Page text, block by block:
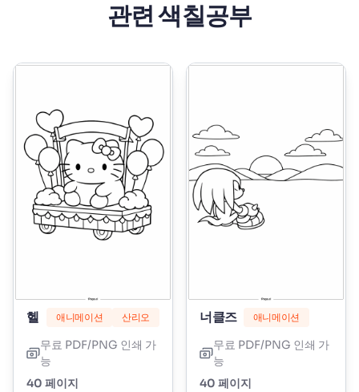
관련 색칠공부
애니메이션 산리오
무료 PDF/PNG 인쇄 가
능
40 페이지
너클즈 애니메이션
무료 PDF/PNG 인쇄 가
능
40 페이지